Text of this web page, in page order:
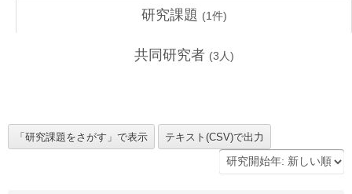
研究課題 (1件)
共同研究者 (3 人)